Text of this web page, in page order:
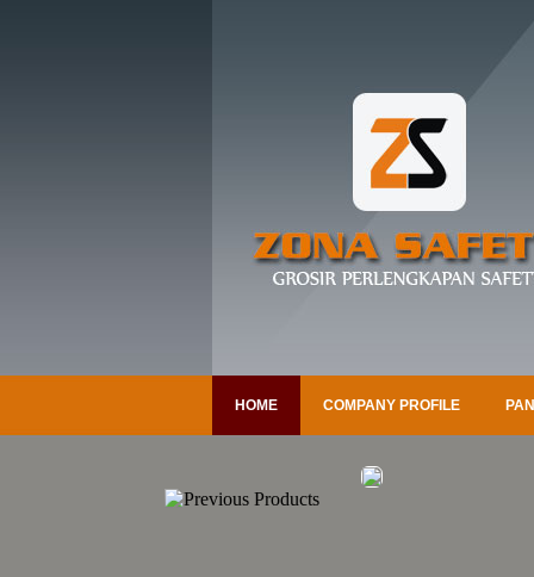
HOME COMPANY PROFILE